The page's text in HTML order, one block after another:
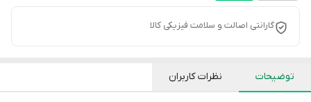
گارانتی اصالت و سلامت فیزیکی کالا
توضیحات نظرات کاربران